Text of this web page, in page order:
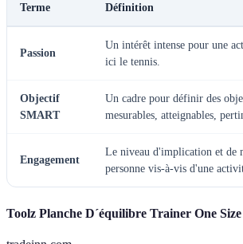
Terme Définition
Passion
Un intérêt intense pour une
ici le tennis.
Objectif
SMART
Un cadre pour définir des
mesurables, atteignables,
Engagement
Le niveau d'implication et de
personne vis-à-vis d'une
Toolz Planche D´équilibre Trainer One Size